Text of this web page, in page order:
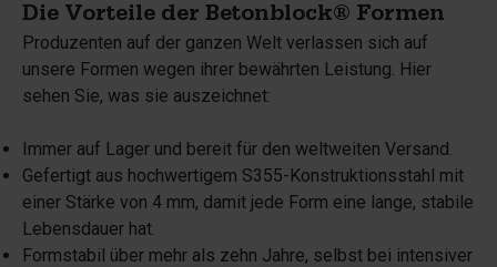
Die Vorteile der Betonblock® Formen
Produzenten auf der ganzen Welt verlassen sich auf
unsere Formen wegen ihrer bewährten Leistung. Hier
sehen Sie, was sie auszeichnet:
Immer auf Lager und bereit für den weltweiten Versand.
Gefertigt aus hochwertigem S355-Konstruktionsstahl mit
einer Stärke von 4 mm, damit jede Form eine lange, stabile
Lebensdauer hat.
Formstabil über mehr als zehn Jahre, selbst bei intensiver